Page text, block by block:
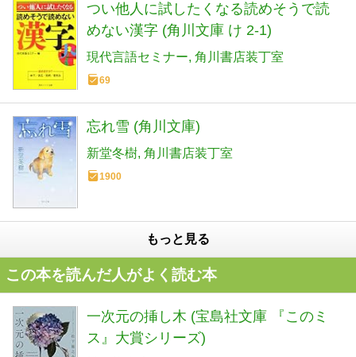
つい他人に試したくなる読めそうで読
めない漢字 (角川文庫 け 2-1)
現代言語セミナー 角川書店装丁室
69
忘れ雪 (角川文庫)
新堂冬樹 角川書店装丁室
1900
もっと見る
この本を読んだ人がよく読む本
一次元の挿し木 (宝島社文庫 『このミ
ス』大賞シリーズ)